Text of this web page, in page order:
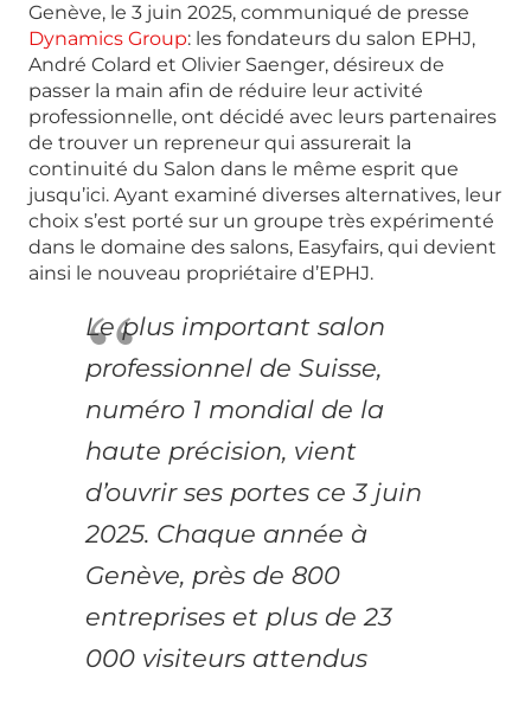
Genève, le 3 juin 2025, communiqué de presse
Dynamics Group: les fondateurs du salon EPHJ,
André Colard et Olivier Saenger, désireux de
passer la main afin de réduire leur activité
professionnelle, ont décidé avec leurs partenaires
de trouver un repreneur qui assurerait la
continuité du Salon dans le même esprit que
jusqu’ici. Ayant examiné diverses alternatives, leur
choix s’est porté sur un groupe très expérimenté
dans le domaine des salons, Easyfairs, qui devient
ainsi le nouveau propriétaire d’EPHJ.
Le plus important salon
professionnel de Suisse,
numéro 1 mondial de la
haute précision, vient
d’ouvrir ses portes ce 3 juin
2025. Chaque année à
Genève, près de 800
entreprises et plus de 23
000 visiteurs attendus